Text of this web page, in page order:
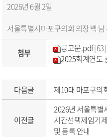
2026년 6월 2일
서울특별시마포구의회 의장 백 남
첨부 공고문.pdf[63]
2025회계연도
다음글 제10대 마포구의
이전글
2026년 서울특별
시간선택제임기
및 등록 안내